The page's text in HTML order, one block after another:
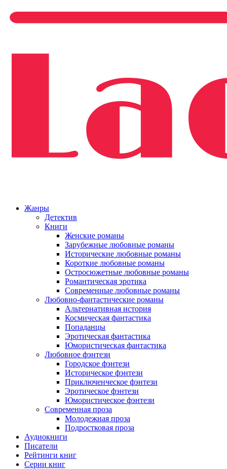
Жанры
Детектив
Книги
Женские романы
Зарубежные любовные романы
Исторические любовные романы
Короткие любовные романы
Остросюжетные любовные романы
Романтическая эротика
Современные любовные романы
Любовно-фантастические романы
Альтернативная история
Космическая фантастика
Попаданцы
Эротическая фантастика
Юмористическая фантастика
Любовное фэнтези
Городское фэнтези
Историческое фэнтези
Приключенческое фэнтези
Эротическое фэнтези
Юмористическое фэнтези
Современная проза
Молодежная проза
Подростковая проза
Аудиокниги
Писатели
Рейтинги книг
Серии книг